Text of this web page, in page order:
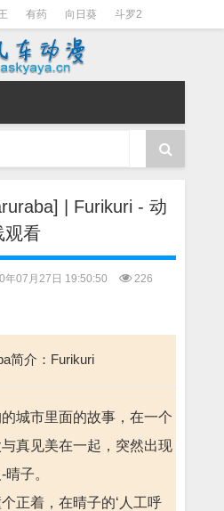
有药 向日葵 斗罗2
柯南 阴阳师
| Furikuri - 动
观看
年07月27日 19:50:50
226
简介：Furikuri
城市里面的故事，在一个
真见美在一起，突然出现
子。
正着，在晴子的‘人工呼